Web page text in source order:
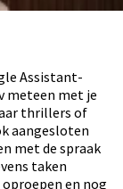
Assistant-
meteen met je
thrillers of
aangesloten
met de spraak
taken
en nog